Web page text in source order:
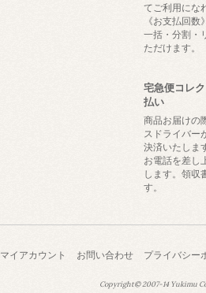
てご利用にな
《お支払回数》
一括・分割・
ただけます。
宅急便コレ
払い
商品お届けの
スドライバー
決済いたしま
お電話を差し
します。領収
す。
マイアカウント お問い合わせ プライバシー
Copyright© 2007-14Yukimu